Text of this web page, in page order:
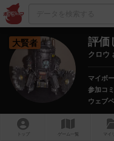
大賢者 評価
クロウ
マイボ
参加コ
ウェブ
トップ ゲーム一覧 マイ